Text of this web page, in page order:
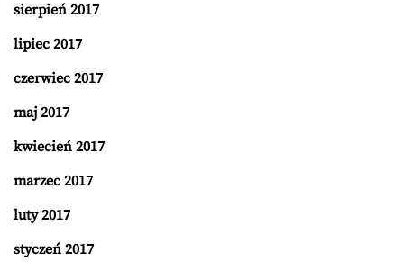
sierpień 2017
lipiec 2017
czerwiec 2017
maj 2017
kwiecień 2017
marzec 2017
luty 2017
styczeń 2017